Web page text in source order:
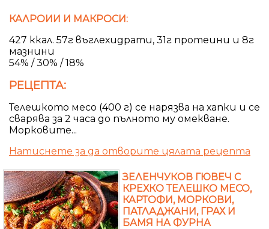
КАЛРОИИ И МАКРОСИ:
427 ккал. 57г въглехидрати, 31г протеини и 8г
мазнини
54% / 30% / 18%
РЕЦЕПТА:
Телешкото месо (400 г) се нарязва на хапки и се
сварява за 2 часа до пълното му омекване.
Морковите...
Натиснете за да отворите цялата рецепта
ЗЕЛЕНЧУКОВ ГЮВЕЧ С
КРЕХКО ТЕЛЕШКО МЕСО,
КАРТОФИ, МОРКОВИ,
ПАТЛАДЖАНИ, ГРАХ И
БАМЯ НА ФУРНА